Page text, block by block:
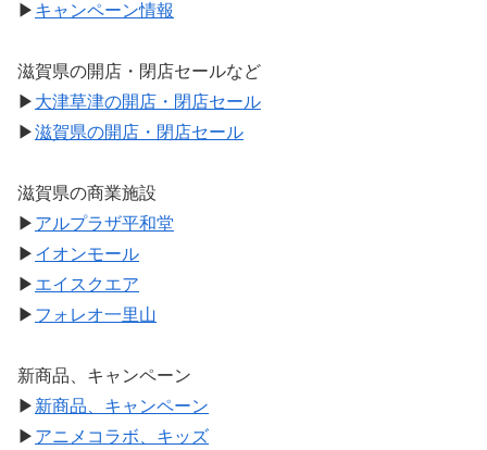
▶ キャンペーン情報
滋賀県の開店・閉店セールなど
▶ 大津草津の開店・閉店セール
▶滋賀県の開店・閉店セール
滋賀県の商業施設
▶ アルプラザ平和堂
▶ イオンモール
▶ エイスクエア
▶ フォレオ一里山
新商品、キャンペーン
▶ 新商品、キャンペーン
▶ アニメコラボ、キッズ